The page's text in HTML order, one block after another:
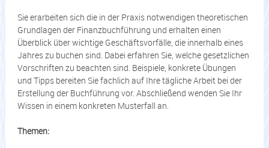
Sie erarbeiten sich die in der Praxis notwendigen theoretischen
Grundlagen der Finanzbuchführung und erhalten einen
Überblick über wichtige Geschäftsvorfälle, die innerhalb eines
Jahres zu buchen sind. Dabei erfahren Sie, welche gesetzlichen
Vorschriften zu beachten sind. Beispiele, konkrete Übungen
und Tipps bereiten Sie fachlich auf Ihre tägliche Arbeit bei der
Erstellung der Buchführung vor. Abschließend wenden Sie Ihr
Wissen in einem konkreten Musterfall an.
Themen: